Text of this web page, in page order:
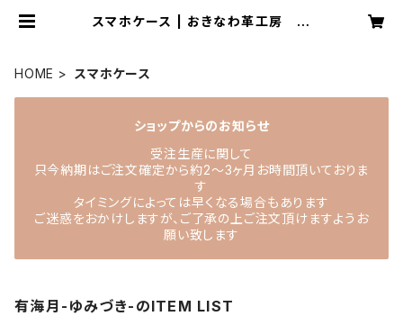
スマホケース | おきなわ革工房 有
HOME スマホケース
ショップからのお知らせ
受注生産に関して
只今納期はご注文確定から約2〜3ヶ月お時間頂いておりま
す
タイミングによっては早くなる場合もあります
ご迷惑をおかけしますが、ご了承の上ご注文頂けますようお
願い致します
有海月-ゆみづき-のITEM LIST